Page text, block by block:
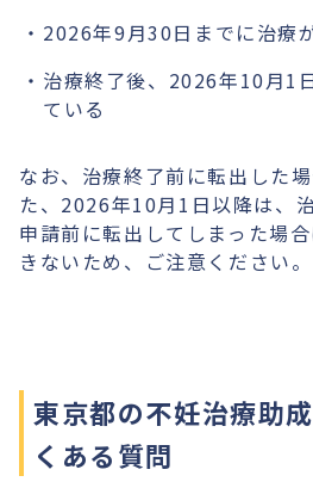
2026年9月30日までに治療
治療終了後、2026年10月1
ている
なお、治療終了前に転出した
た、2026年10月1日以降は、
申請前に転出してしまった場
きないため、ご注意ください。
東京都の不妊治療助
くある質問